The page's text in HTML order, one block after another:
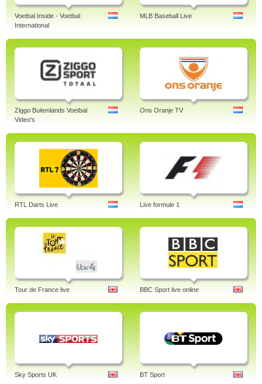
Voetbal Inside - Voetbal
International
MLB Baseball Live
Ziggo Buitenlands Voetbal
Video's
Ons Oranje TV
RTL Darts Live Live formule 1
Tour de France live BBC Sport live online
Sky Sports UK BT Sport